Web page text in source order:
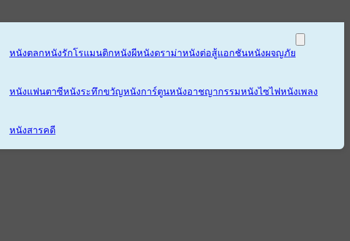
หนังตลกหนังรักโรแมนติกหนังผีหนังดราม่าหนังต่อสู้แอกชันหนังผจญภัย
หนังแฟนตาซีหนังระทึกขวัญหนังการ์ตูนหนังอาชญากรรมหนังไซไฟหนังเพลง
หนังสารคดี